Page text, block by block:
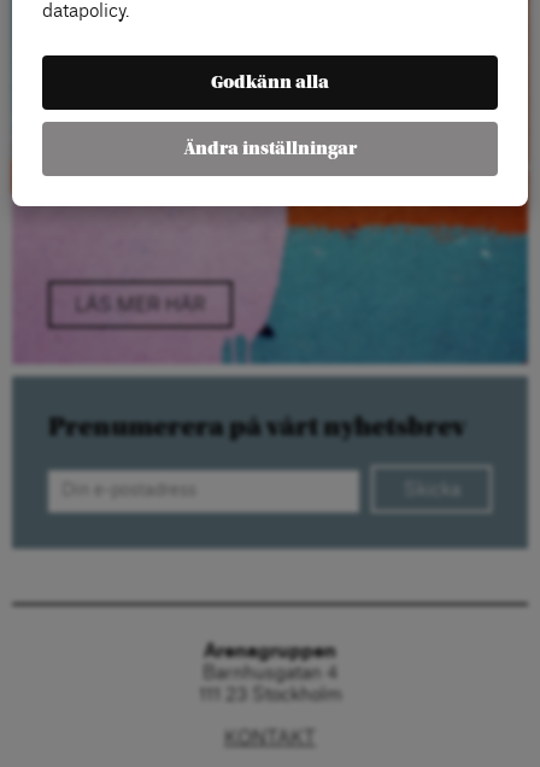
LÄS MER HÄR
Prenumerera på vårt nyhetsbrev
Arenagruppen
Barnhusgatan 4
111 23 Stockholm
KONTAKT
datapolicy.
Godkänn alla
Ändra inställningar